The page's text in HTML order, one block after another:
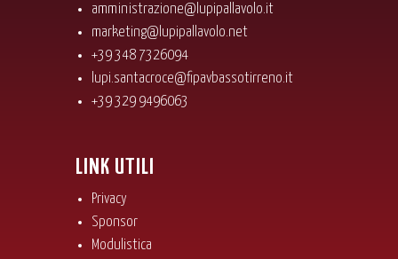
amministrazione@lupipallavolo.it
marketing@lupipallavolo.net
+39 348 7326094
lupi.santacroce@fipavbassotirreno.it
+39 329 9496063
LINK UTILI
Privacy
Sponsor
Modulistica